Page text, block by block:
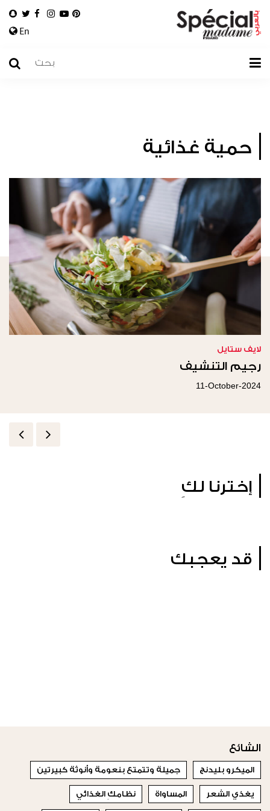
En
حمية غذائية
لايف ستايل
رجيم التنشيف
11-October-2024
إخترنا لكِ
قد يعجبك
الشائع
الميكرو بليدنج جميلة وتتمتع بنعومة وأنوثة كبيرتين
يغذي الشعر المساواة نظامكِ الغذائي